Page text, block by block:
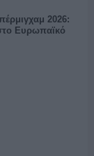
2026:
Ευρωπαϊκό